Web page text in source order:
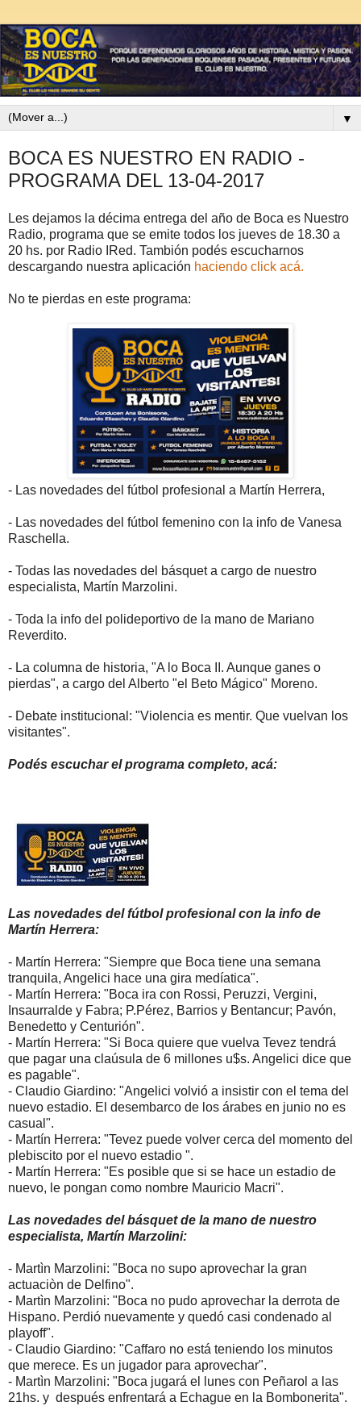
▼
BOCA ES NUESTRO EN RADIO -
PROGRAMA DEL 13-04-2017
Les dejamos la décima entrega del año de Boca es Nuestro
Radio, programa que se emite todos los jueves de 18.30 a
20 hs. por Radio IRed. Tambión podés escucharnos
descargando nuestra aplicación haciendo click acá.
No te pierdas en este programa:
- Las novedades del fútbol profesional a Martín Herrera,
- Las novedades del fútbol femenino con la info de Vanesa
Raschella.
- Todas las novedades del básquet a cargo de nuestro
especialista, Martín Marzolini.
- Toda la info del polideportivo de la mano de Mariano
Reverdito.
- La columna de historia, "A lo Boca II. Aunque ganes o
pierdas", a cargo del Alberto "el Beto Mágico" Moreno.
- Debate institucional: "Violencia es mentir. Que vuelvan los
visitantes".
Podés escuchar el programa completo, acá:
Las novedades del fútbol profesional con la info de
Martín Herrera:
- Martín Herrera: "Siempre que Boca tiene una semana
tranquila, Angelici hace una gira medíatica".
- Martín Herrera: "Boca ira con Rossi, Peruzzi, Vergini,
Insaurralde y Fabra; P.Pérez, Barrios y Bentancur; Pavón,
Benedetto y Centurión".
- Martín Herrera: "Si Boca quiere que vuelva Tevez tendrá
que pagar una claúsula de 6 millones u$s. Angelici dice que
es pagable".
- Claudio Giardino: "Angelici volvió a insistir con el tema del
nuevo estadio. El desembarco de los árabes en junio no es
casual".
- Martín Herrera: "Tevez puede volver cerca del momento del
plebiscito por el nuevo estadio ".
- Martín Herrera: "Es posible que si se hace un estadio de
nuevo, le pongan como nombre Mauricio Macri".
Las novedades del básquet de la mano de nuestro
especialista, Martín Marzolini:
- Martìn Marzolini: "Boca no supo aprovechar la gran
actuaciòn de Delfino".
- Martìn Marzolini: "Boca no pudo aprovechar la derrota de
Hispano. Perdió nuevamente y quedó casi condenado al
playoff".
- Claudio Giardino: "Caffaro no está teniendo los minutos
que merece. Es un jugador para aprovechar".
- Martìn Marzolini: "Boca jugará el lunes con Peñarol a las
21hs. y después enfrentará a Echague en la Bombonerita".